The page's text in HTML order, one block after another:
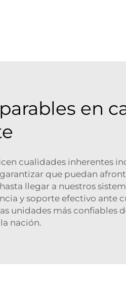
en
cualidades inherentes
que puedan
llegar a nuestros
y soporte efectivo ante
unidades más confiables
nación.